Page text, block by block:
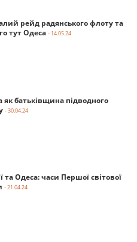
рейд радянського флоту та
тут Одеса - 14.05.24
як батьківщина підводного
- 30.04.24
та Одеса: часи Першої світової
- 21.04.24